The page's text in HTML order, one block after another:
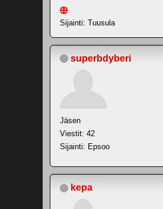
Sijainti: Tuusula
superbdyberi
Jäsen
Viestit: 42
Sijainti: Epsoo
kepa